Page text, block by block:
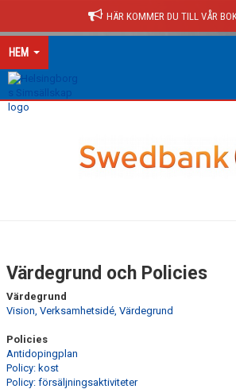
HÄR KOMMER DU TILL VÅR
HEM
HEM
STYRELSEN
VÄRDEGRUND & POLICIES
Värdegrund och Policies
Värdegrund
Vision, Verksamhetsidé, Värdegrund
Policies
Antidopingplan
Policy: kost
Policy: försäljningsaktiviteter